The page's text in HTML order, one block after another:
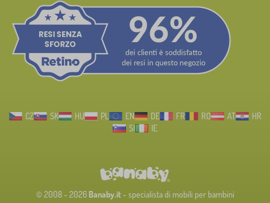
CZ SK HU PL EN DE FR RO AT
HR
SI
IE
© 2008 - 2026 Banaby.it- specialista di mobili per bambini